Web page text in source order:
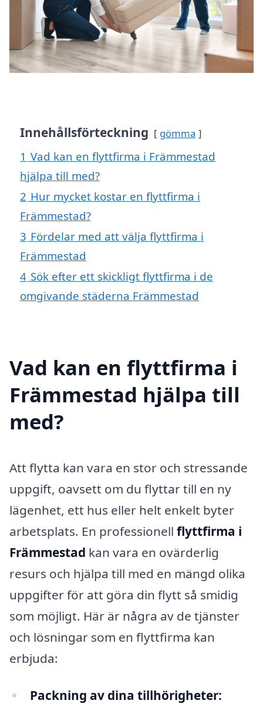
Innehållsförteckning gömma
1 Vad kan en flyttfirma i Främmestad
hjälpa till med?
2 Hur mycket kostar en flyttfirma i
Främmestad?
3 Fördelar med att välja flyttfirma i
Främmestad
4 Sök efter ett skickligt flyttfirma i de
omgivande städerna Främmestad
Vad kan en flyttfirma i
Främmestad hjälpa till
med?
Att flytta kan vara en stor och stressande
uppgift, oavsett om du flyttar till en ny
lägenhet, ett hus eller helt enkelt byter
arbetsplats. En professionell flyttfirma i
Främmestad kan vara en ovärderlig
resurs och hjälpa till med en mängd olika
uppgifter för att göra din flytt så smidig
som möjligt. Här är några av de tjänster
och lösningar som en flyttfirma kan
erbjuda:
Packning av dina tillhörigheter: